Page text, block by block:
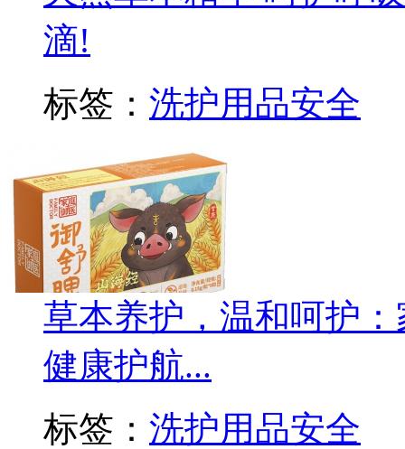
滴!
标签： 洗护用品安全
草本养护，温和呵护
健康护航...
标签： 洗护用品安全